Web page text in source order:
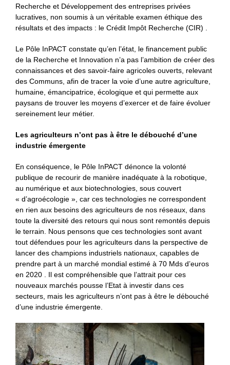
Recherche et Développement des entreprises privées
lucratives, non soumis à un véritable examen éthique des
résultats et des impacts : le Crédit Impôt Recherche (CIR) .
Le Pôle InPACT constate qu’en l’état, le financement public
de la Recherche et Innovation n’a pas l’ambition de créer des
connaissances et des savoir-faire agricoles ouverts, relevant
des Communs, afin de tracer la voie d’une autre agriculture,
humaine, émancipatrice, écologique et qui permette aux
paysans de trouver les moyens d’exercer et de faire évoluer
sereinement leur métier.
Les agriculteurs n’ont pas à être le débouché d’une
industrie émergente
En conséquence, le Pôle InPACT dénonce la volonté
publique de recourir de manière inadéquate à la robotique,
au numérique et aux biotechnologies, sous couvert
« d’agroécologie », car ces technologies ne correspondent
en rien aux besoins des agriculteurs de nos réseaux, dans
toute la diversité des retours qui nous sont remontés depuis
le terrain. Nous pensons que ces technologies sont avant
tout défendues pour les agriculteurs dans la perspective de
lancer des champions industriels nationaux, capables de
prendre part à un marché mondial estimé à 70 Mds d’euros
en 2020 . Il est compréhensible que l’attrait pour ces
nouveaux marchés pousse l’Etat à investir dans ces
secteurs, mais les agriculteurs n’ont pas à être le débouché
d’une industrie émergente.